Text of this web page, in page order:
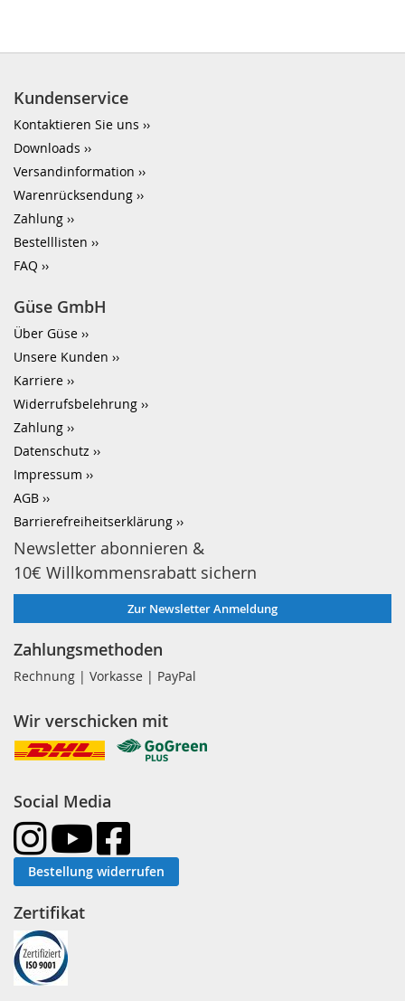
Kundenservice
Kontaktieren Sie uns
Downloads
Versandinformation
Warenrücksendung
Zahlung
Bestelllisten
FAQ
Güse GmbH
Über Güse
Unsere Kunden
Karriere
Widerrufsbelehrung
Zahlung
Datenschutz
Impressum
AGB
Barrierefreiheitserklärung
Newsletter abonnieren &
10€ Willkommensrabatt sichern
Zur Newsletter Anmeldung
Zahlungsmethoden
Rechnung | Vorkasse | PayPal
Wir verschicken mit
Social Media
Bestellung widerrufen
Zertifikat